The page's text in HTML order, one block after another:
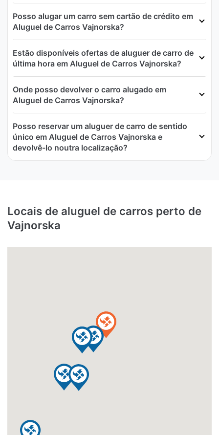
Posso alugar um carro sem cartão de crédito em
Aluguel de Carros Vajnorska?
Estão disponíveis ofertas de aluguer de carro de
última hora em Aluguel de Carros Vajnorska?
Onde posso devolver o carro alugado em
Aluguel de Carros Vajnorska?
Posso reservar um aluguer de carro de sentido
único em Aluguel de Carros Vajnorska e
devolvê-lo noutra localização?
Locais de aluguel de carros perto de
Vajnorska